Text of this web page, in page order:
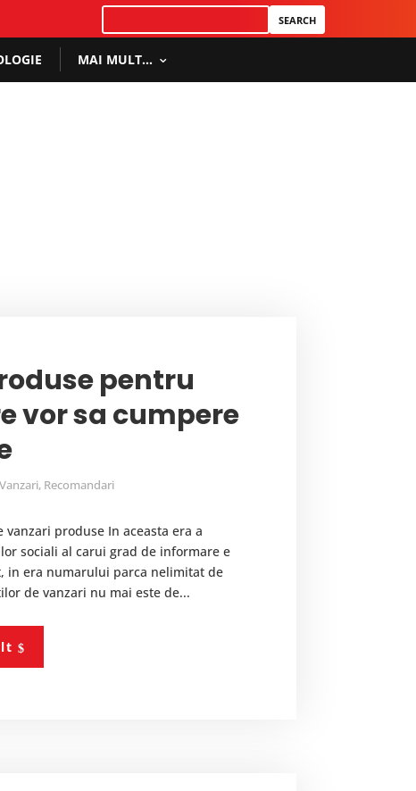
MAI MULT…
pentru
vor sa cumpere
Vanzari, Recomandari
vanzari produse In aceasta era a
sociali al carui grad de informare e
in era numarului parca nelimitat de
de vanzari nu mai este de...